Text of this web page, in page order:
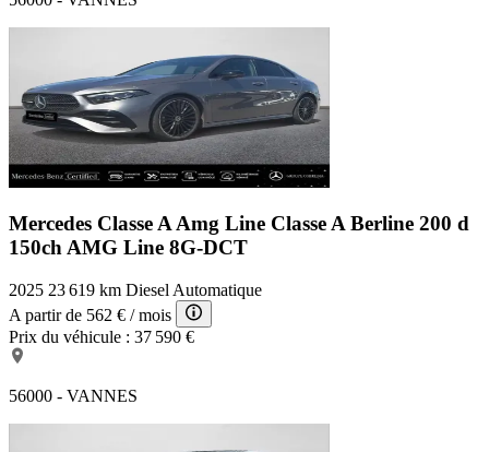
Mercedes Classe A Amg Line Classe A Berline 200 d
150ch AMG Line 8G-DCT
2025 23 619 km Diesel Automatique
A partir de 562 € / mois
Prix du véhicule : 37 590 €
56000 - VANNES